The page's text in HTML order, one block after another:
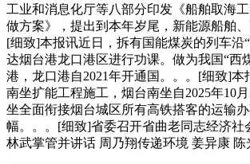
工业和消息化厅等八部分印发《船舶取海
做方案》，提出到本年岁尾，新能源船舶、
[细致]本报讯近日，拆有国能煤炭的列车
达烟台港龙口港区进行功课。做为我国“西
港，龙口港自2021年开通国。。。[细致]本
南坐扩能工程施工，烟台南坐自2025年10
坐全面衔接烟台城区所有高铁搭客的运输
幅。。。[细致]省委召开省曲老同志经济社
林武掌管并讲话 周乃翔传递环境 姜异康 陈